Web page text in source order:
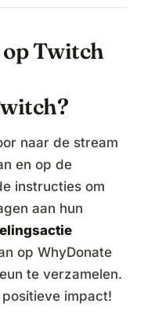
op Twitch
naar de stream
en op de
instructies om
aan hun
op WhyDonate
te verzamelen.
impact!